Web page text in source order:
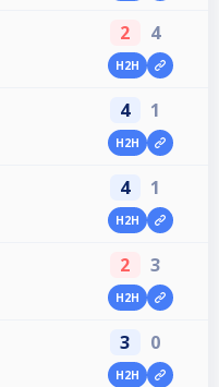
2 4
H2H
4 1
H2H
4 1
H2H
2 3
H2H
3 0
H2H